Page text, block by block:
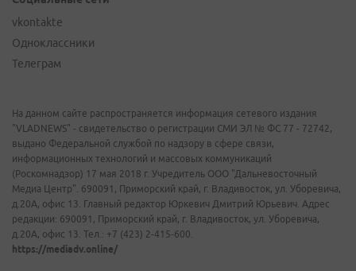
vkontakte
Одноклассники
Телеграм
На данном сайте распространяется информация сетевого издания
"VLADNEWS" - свидетельство о регистрации СМИ ЭЛ № ФС 77 - 72742,
выдано Федеральной службой по надзору в сфере связи,
информационных технологий и массовых коммуникаций
(Роскомнадзор) 17 мая 2018 г. Учредитель ООО "Дальневосточный
Медиа Центр". 690091, Приморский край, г. Владивосток, ул. Уборевича,
д.20А, офис 13. Главный редактор Юркевич Дмитрий Юрьевич. Адрес
редакции: 690091, Приморский край, г. Владивосток, ул. Уборевича,
д.20А, офис 13. Тел.: +7 (423) 2-415-600.
https://mediadv.online/